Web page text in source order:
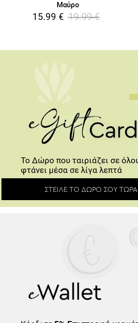
€ 19.99
φτάνει μέσα σε λίγα λεπτά
ΣΤΕΊΛΕ ΤΟ ΔΏΡΟ ΣΟΥ ΤΏΡΑ